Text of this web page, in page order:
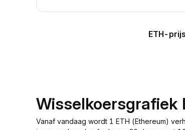
ETH-prijs
Wisselkoersgrafiek
Vanaf vandaag wordt 1 ETH (Ethereum)